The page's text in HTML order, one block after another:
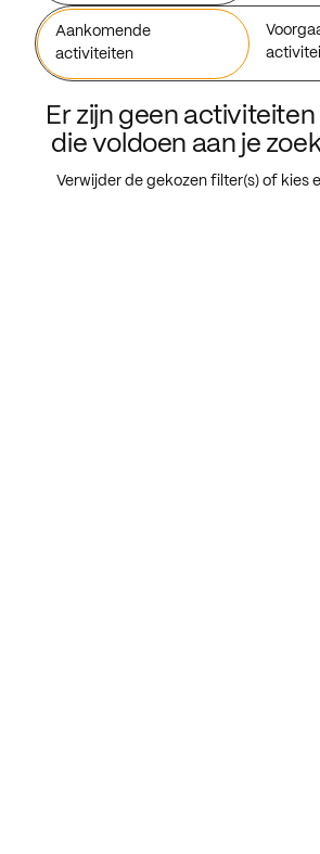
Aankomende
activiteiten
Er zijn geen
die voldoen aan je
Verwijder de gekozen filter(s) of kies